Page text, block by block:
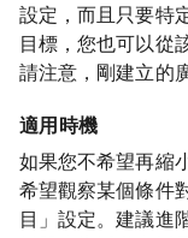
設定，而且只要特
目標，您也可以從
請注意，剛建立的
適用時機
如果您不希望再縮
希望觀察某個條件
目」設定。建議進